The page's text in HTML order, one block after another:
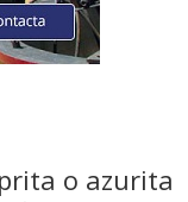
o azurita